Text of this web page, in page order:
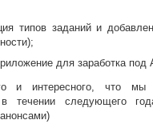
типов заданий и
для заработка под
и интересного, что мы
в течении следующего